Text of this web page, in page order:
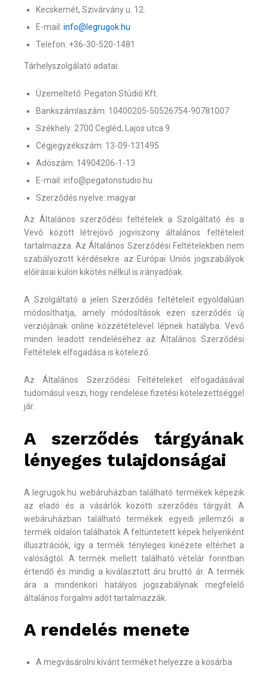
Kecskemét, Szivárvány u. 12.
E-mail: info@legrugok.hu
Telefon: +36-30-520-1481
Tárhelyszolgálató adatai:
Üzemeltető: Pegaton Stúdió Kft.
Bankszámlaszám: 10400205-50526754-90781007
Székhely: 2700 Cegléd, Lajos utca 9.
Cégjegyzékszám: 13-09-131495
Adószám: 14904206-1-13
E-mail: info@pegatonstudio.hu
Szerződés nyelve: magyar
Az Általános szerződési feltételek a Szolgáltató és a
Vevő között létrejövő jogviszony általános feltételeit
tartalmazza. Az Általános Szerződési Feltételekben nem
szabályozott kérdésekre az Európai Uniós jogszabályok
előírásai külön kikötés nélkül is irányadóak.
A Szolgáltató a jelen Szerződés feltételeit egyoldalúan
módosíthatja, amely módosítások ezen szerződés új
verziójának online közzétételével lépnek hatályba. Vevő
minden leadott rendeléséhez az Általános Szerződési
Feltételek elfogadása is kötelező.
Az Általános Szerződési Feltételeket elfogadásával
tudomásul veszi, hogy rendelése fizetési kötelezettséggel
jár.
A szerződés tárgyának
lényeges tulajdonságai
A legrugok.hu webáruházban található termékek képezik
az eladó és a vásárlók közötti szerződés tárgyát. A
webáruházban található termékek egyedi jellemzői a
termék oldalon találhatók A feltüntetett képek helyenként
illusztrációk, így a termék tényleges kinézete eltérhet a
valóságtól. A termék mellett található vételár forintban
értendő és mindig a kiválasztott áru bruttó ár. A termék
ára a mindenkori hatályos jogszabálynak megfelelő
általános forgalmi adót tartalmazzák.
A rendelés menete
A megvásárolni kívánt terméket helyezze a kosárba